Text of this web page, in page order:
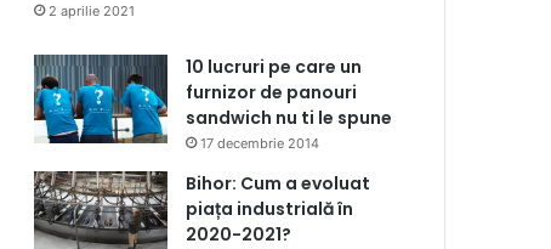
2 aprilie 2021
10 lucruri pe care un
furnizor de panouri
sandwich nu ti le spune
17 decembrie 2014
Bihor: Cum a evoluat
piața industrială în
2020-2021?